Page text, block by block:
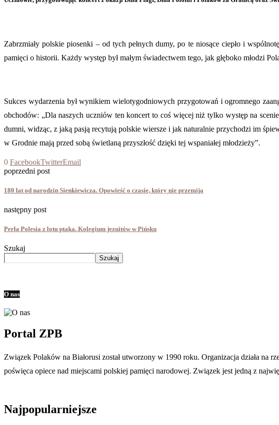
Zabrzmiały polskie piosenki – od tych pełnych dumy, po te niosące ciepło i
pamięci o historii. Każdy występ był małym świadectwem tego, jak głęboko młodzi
Sukces wydarzenia był wynikiem wielotygodniowych przygotowań i ogromnego
obchodów: „Dla naszych uczniów ten koncert to coś więcej niż tylko występ na
dumni, widząc, z jaką pasją recytują polskie wiersze i jak naturalnie przychodzi im
w Grodnie mają przed sobą świetlaną przyszłość dzięki tej wspaniałej młodzieży”.
0 FacebookTwitterEmail
poprzedni post
180 lat od narodzin Sienkiewicza. Opowieść o czasie, który nie przemija
następny post
Perła Polesia z lotu ptaka. Kolegium jezuitów w Pińsku
Szukaj
Szukaj
O nas
Portal ZPB
Związek Polaków na Białorusi został utworzony w 1990 roku. Organizacja działa na
poświęca opiece nad miejscami polskiej pamięci narodowej. Związek jest jedną z
Najpopularniejsze